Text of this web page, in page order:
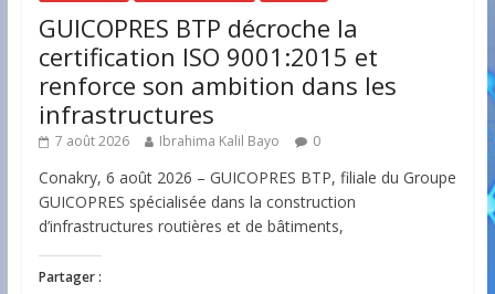
GUICOPRES BTP décroche la
certification ISO 9001:2015 et
renforce son ambition dans les
infrastructures
7 août 2026 Ibrahima Kalil Bayo 0
Conakry, 6 août 2026 – GUICOPRES BTP, filiale du Groupe
GUICOPRES spécialisée dans la construction
d’infrastructures routières et de bâtiments,
Partager :